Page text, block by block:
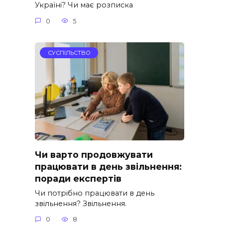
Україні? Чи має розписка
0 5
СУСПІЛЬСТВО
Чи варто продовжувати
працювати в день звільнення:
поради експертів
Чи потрібно працювати в день
звільнення? Звільнення.
0 8